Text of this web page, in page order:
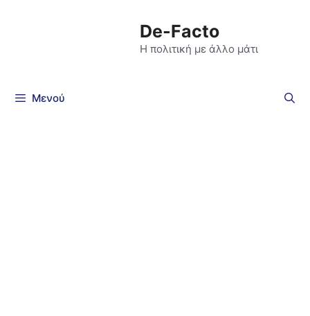
De-Facto
Η πολιτική με άλλο μάτι
Μενού